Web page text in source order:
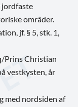
jordfaste
områder.
jf. § 5, stk. 1,
Prins Christian
vestkysten, år
med nordsiden af